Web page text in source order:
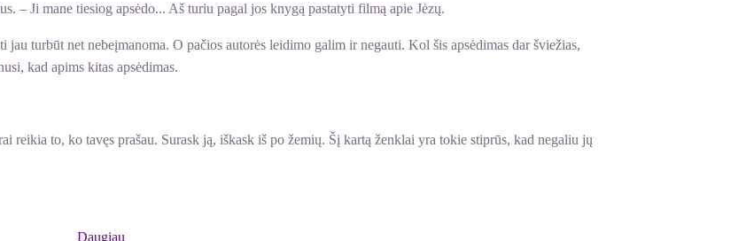
– Ji mane tiesiog apsėdo... Aš turiu pagal jos knygą pastatyti filmą apie Jėzų.
turbūt net nebeįmanoma. O pačios autorės leidimo galim ir negauti. Kol šis apsėdimas dar šviežias,
kad apims kitas apsėdimas.
reikia to, ko tavęs prašau. Surask ją, iškask iš po žemių. Šį kartą ženklai yra tokie stiprūs, kad negaliu jų
Daugiau